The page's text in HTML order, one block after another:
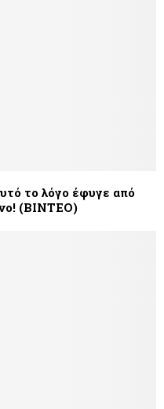
το λόγο έφυγε από
(ΒΙΝΤΕΟ)